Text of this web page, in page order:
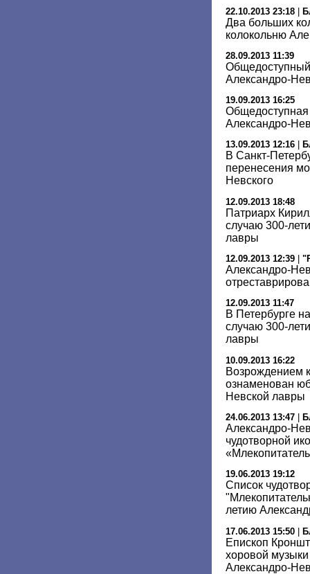
22.10.2013 23:18 |
Два больших
колокольню
28.09.2013 11:39
Общедоступный
Александро-
19.09.2013 16:25
Общедоступная
Александро-
13.09.2013 12:16
В Санкт-
перенесения
Невского
12.09.2013 18:48
Патриарх
случаю 300-
лавры
12.09.2013 12:39
Александро-
12.09.2013 11:47
В Петербурге
случаю 300-
лавры
10.09.2013 16:22
Возрождением
ознаменован
Невской лавры
24.06.2013 13:47
Александро-
чудотворной
19.06.2013 19:12
Список
летию
17.06.2013 15:50
Епископ
хоровой музыки
Александро-